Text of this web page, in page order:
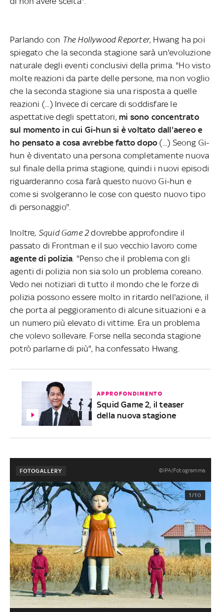
Parlando con The Hollywood Reporter, Hwang ha poi
spiegato che la seconda stagione sarà un'evoluzione
naturale degli eventi conclusivi della prima. "Ho visto
molte reazioni da parte delle persone, ma non voglio
che la seconda stagione sia una risposta a quelle
reazioni (...) Invece di cercare di soddisfare le
aspettative degli spettatori, mi sono concentrato
sul momento in cui Gi-hun si è voltato dall'aereo e
ho pensato a cosa avrebbe fatto dopo (...) Seong Gi-
hun è diventato una persona completamente nuova
sul finale della prima stagione, quindi i nuovi episodi
riguarderanno cosa farà questo nuovo Gi-hun e
come si svolgeranno le cose con questo nuovo tipo
di personaggio".
Inoltre, Squid Game 2dovrebbe approfondire il
passato di Frontman e il suo vecchio lavoro come
agente di polizia . "Penso che il problema con gli
agenti di polizia non sia solo un problema coreano.
Vedo nei notiziari di tutto il mondo che le forze di
polizia possono essere molto in ritardo nell'azione, il
che porta al peggioramento di alcune situazioni e a
un numero più elevato di vittime. Era un problema
che volevo sollevare. Forse nella seconda stagione
potrò parlarne di più", ha confessato Hwang.
APPROFONDIMENTO
Squid Game 2, il teaser
della nuova stagione
FOTOGALLERY ©IPA/Fotogramma
1/10